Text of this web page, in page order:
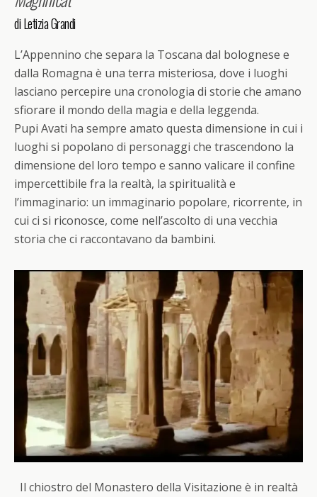
di Letizia Grandi
L’Appennino che separa la Toscana dal bolognese e
dalla Romagna è una terra misteriosa, dove i luoghi
lasciano percepire una cronologia di storie che amano
sfiorare il mondo della magia e della leggenda.
Pupi Avati ha sempre amato questa dimensione in cui i
luoghi si popolano di personaggi che trascendono la
dimensione del loro tempo e sanno valicare il confine
impercettibile fra la realtà, la spiritualità e
l’immaginario: un immaginario popolare, ricorrente, in
cui ci si riconosce, come nell’ascolto di una vecchia
storia che ci raccontavano da bambini.
Il chiostro del Monastero della Visitazione è in realtà